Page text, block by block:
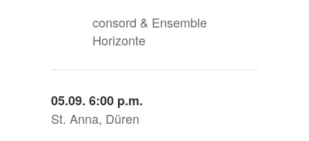
consord & Ensemble
Horizonte
05.09. 6:00 p.m.
St. Anna, Düren